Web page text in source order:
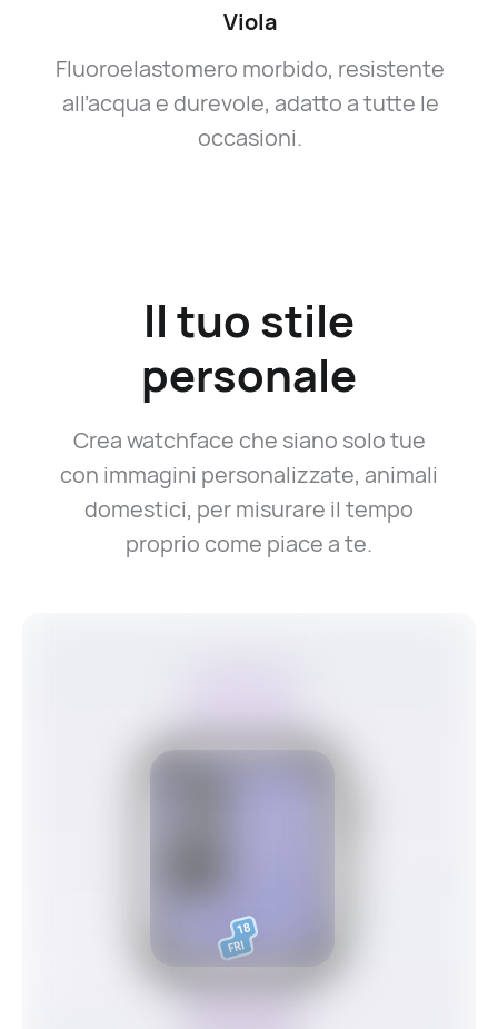
Viola
Fluoroelastomero morbido, resistente
all’acqua e durevole, adatto a tutte le
occasioni.
Il tuo stile
personale
Crea watchface che siano solo tue
con immagini personalizzate, animali
domestici, per misurare il tempo
proprio come piace a te.